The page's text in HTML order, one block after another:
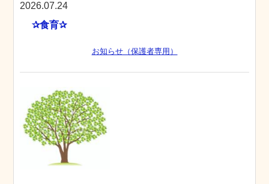
2026.07.24
✰食育✰
お知らせ（保護者専用）